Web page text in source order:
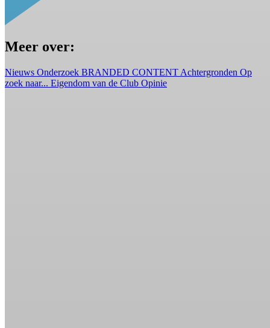
Meer over:
Nieuws Onderzoek BRANDED CONTENT Achtergronden Op
zoek naar... Eigendom van de Club Opinie